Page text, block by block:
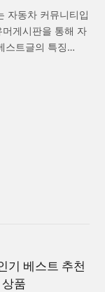
자동차 커뮤니티입
게시판을 통해 자
스트글의 특징…
기 베스트 추천
품